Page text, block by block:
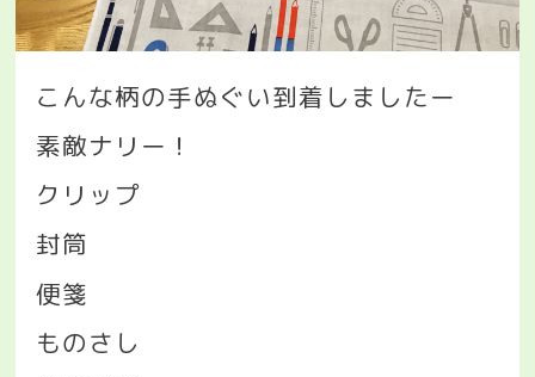
こんな柄の手ぬぐい到着しましたー
素敵ナリー！
クリップ
封筒
便箋
ものさし